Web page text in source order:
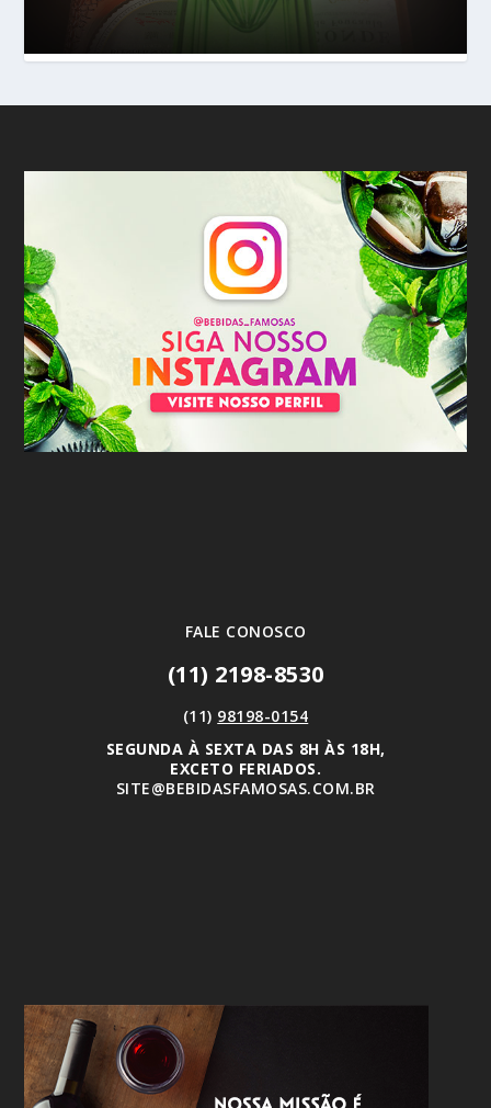
FALE CONOSCO
(11) 2198-8530
(11) 98198-0154
SEGUNDA À SEXTA DAS 8H ÀS 18H,
EXCETO FERIADOS.
SITE@BEBIDASFAMOSAS.COM.BR